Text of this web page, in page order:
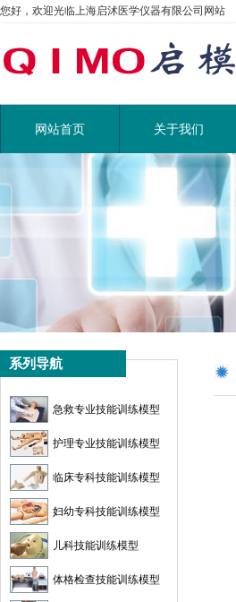
您好，欢迎光临上海启沭医学仪器有限公司网站
网站首页 关于我们
系列导航
急救专业技能训练模型
护理专业技能训练模型
临床专科技能训练模型
妇幼专科技能训练模型
儿科技能训练模型
体格检查技能训练模型